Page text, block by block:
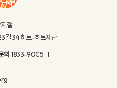
철
길 34 하트-하트재단
의1833-9005